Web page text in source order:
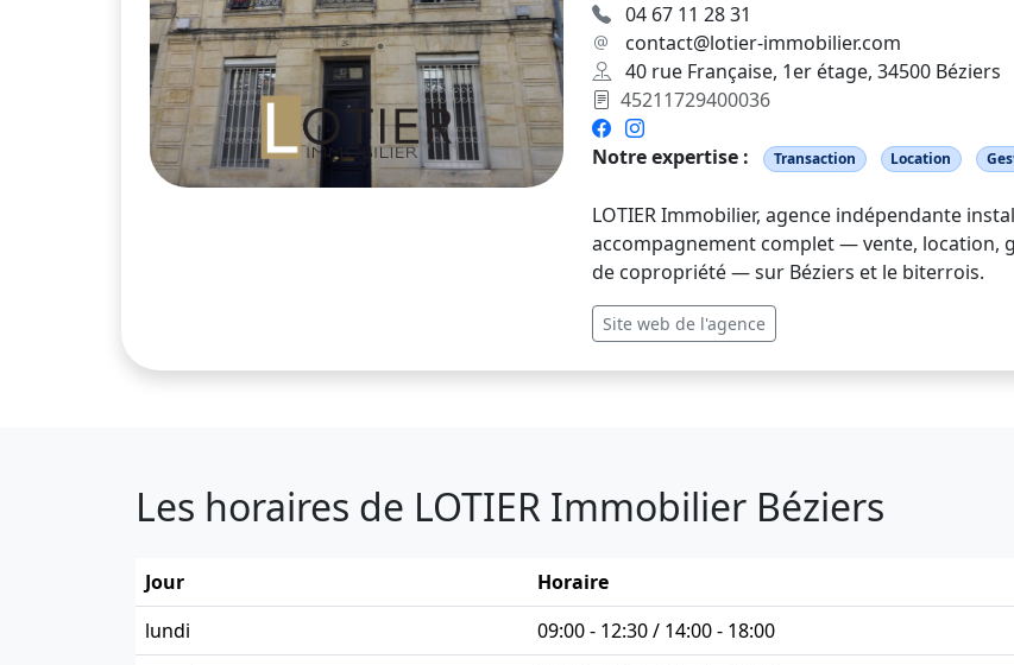
04 67 11 28 31
contact@lotier-immobilier.com
40 rue Française, 1er étage, 34500 Béziers
45211729400036
Notre expertise : Transaction Location
LOTIER Immobilier, agence indépendante
accompagnement complet — vente, location,
de copropriété — sur Béziers et le biterrois.
Site web de l'agence
Les horaires de LOTIER Immobilier Béziers
Jour
Horaire
lundi
09:00 - 12:30 / 14:00 - 18:00